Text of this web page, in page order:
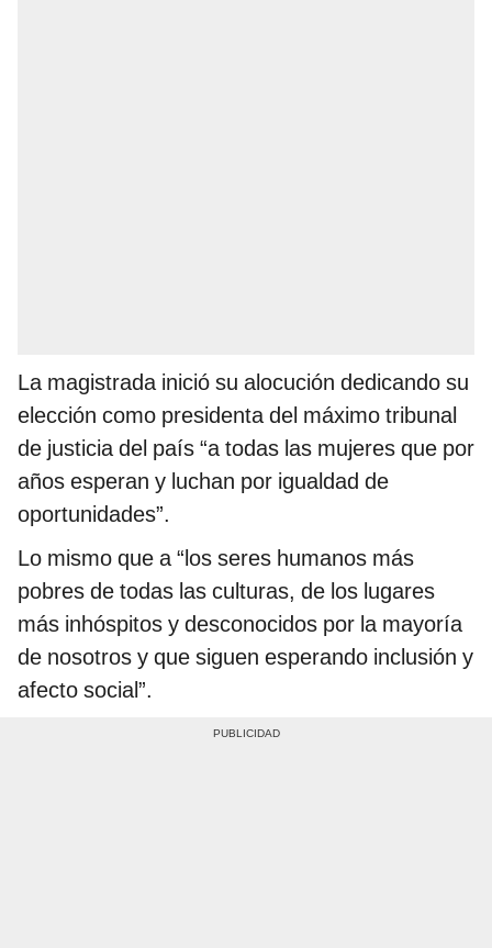
La magistrada inició su alocución dedicando su
elección como presidenta del máximo tribunal
de justicia del país “a todas las mujeres que por
años esperan y luchan por igualdad de
oportunidades”.
Lo mismo que a “los seres humanos más
pobres de todas las culturas, de los lugares
más inhóspitos y desconocidos por la mayoría
de nosotros y que siguen esperando inclusión y
afecto social”.